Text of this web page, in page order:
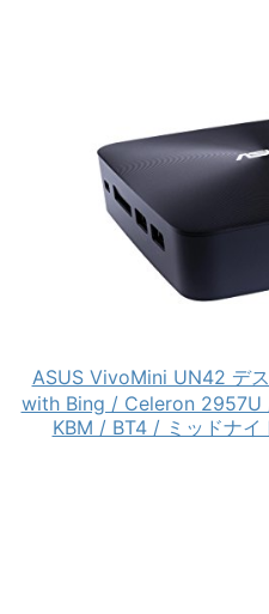
ASUS VivoMini UN42 デ
with Bing / Celeron 2957U
KBM / BT4 / ミッドナ